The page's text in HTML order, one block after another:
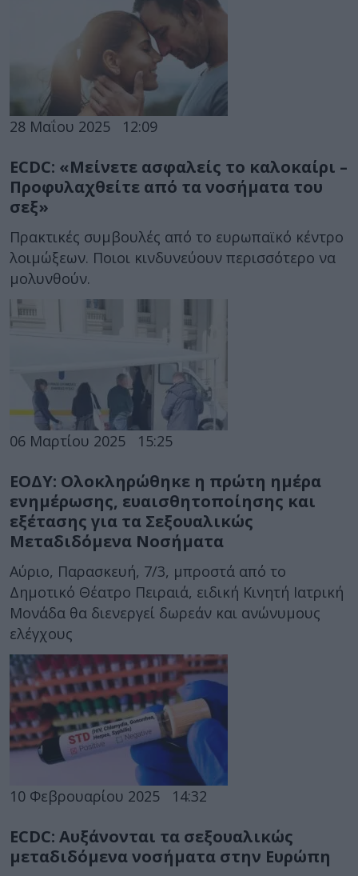
28 Μαΐου 2025 12:09
ECDC: «Μείνετε ασφαλείς το καλοκαίρι –
Προφυλαχθείτε από τα νοσήματα του
σεξ»
Πρακτικές συμβουλές από το ευρωπαϊκό κέντρο
λοιμώξεων. Ποιοι κινδυνεύουν περισσότερο να
μολυνθούν.
06 Μαρτίου 2025 15:25
ΕΟΔΥ: Ολοκληρώθηκε η πρώτη ημέρα
ενημέρωσης, ευαισθητοποίησης και
εξέτασης για τα Σεξουαλικώς
Μεταδιδόμενα Νοσήματα
Αύριο, Παρασκευή, 7/3, μπροστά από το
Δημοτικό Θέατρο Πειραιά, ειδική Κινητή Ιατρική
Μονάδα θα διενεργεί δωρεάν και ανώνυμους
ελέγχους
10 Φεβρουαρίου 2025 14:32
ECDC: Αυξάνονται τα σεξουαλικώς
μεταδιδόμενα νοσήματα στην Ευρώπη